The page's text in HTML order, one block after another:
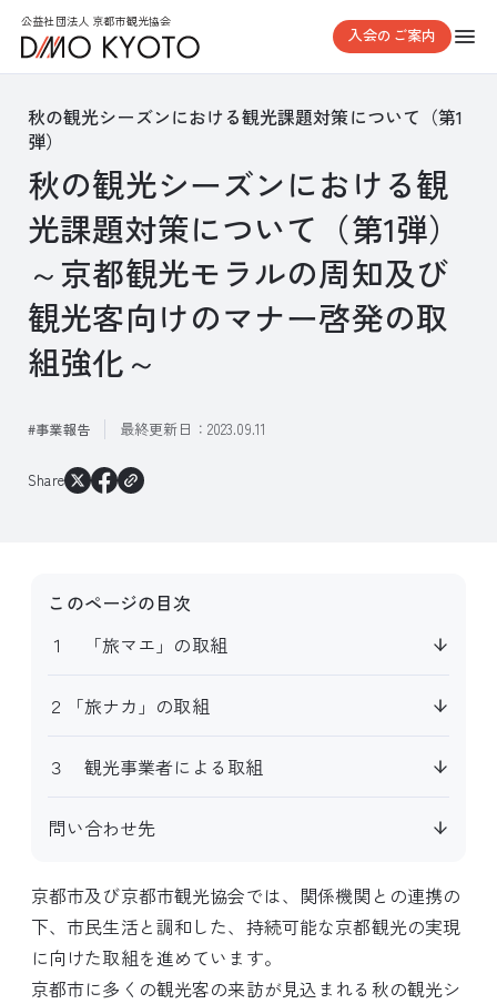
公益社団法人 京都市観光協会
入会のご案内
秋の観光シーズンにおける観光課題対策について（第1
弾）
秋の観光シーズンにおける観
光課題対策について（第1弾）
～京都観光モラルの周知及び
観光客向けのマナー啓発の取
組強化～
事業報告 最終更新日： 2023.09.11
Share
このページの目次
１ 「旅マエ」の取組
２「旅ナカ」の取組
３ 観光事業者による取組
問い合わせ先
京都市及び京都市観光協会では、関係機関との連携の
下、市民生活と調和した、持続可能な京都観光の実現
に向けた取組を進めています。
京都市に多くの観光客の来訪が見込まれる秋の観光シ